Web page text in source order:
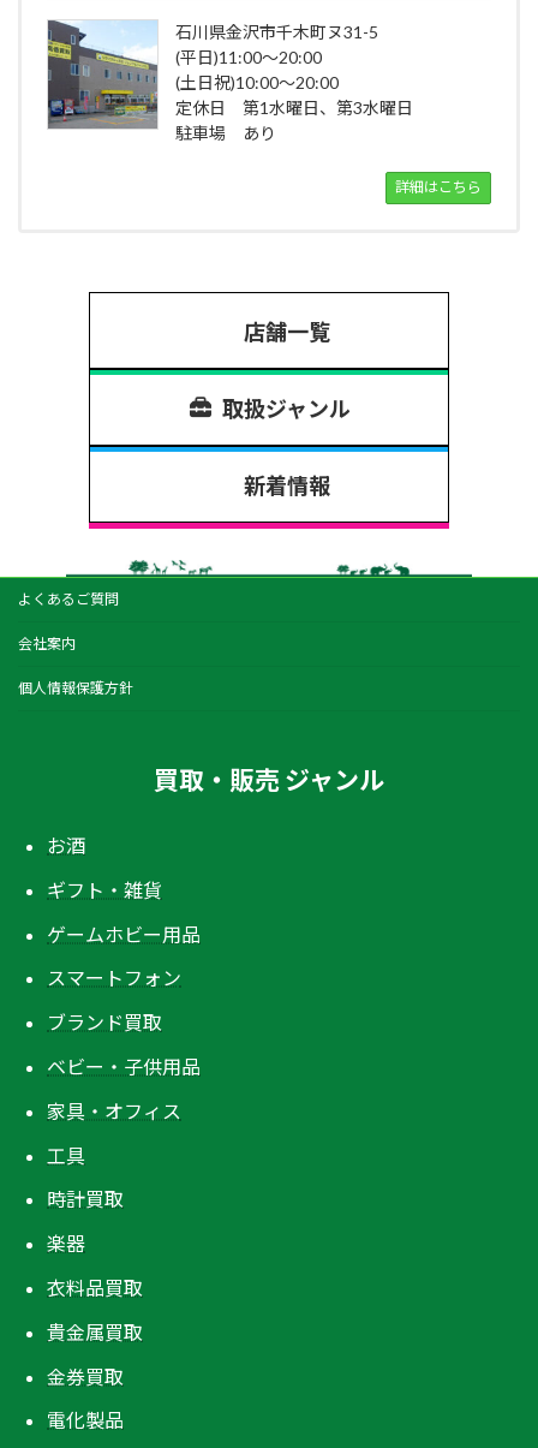
石川県金沢市千木町ヌ31-5
(平日)11:00～20:00
(土日祝)10:00～20:00
定休日 第1水曜日、第3水曜日
駐車場 あり
詳細はこちら
店舗一覧
取扱ジャンル
新着情報
よくあるご質問
会社案内
個人情報保護方針
買取・販売 ジャンル
お酒
ギフト・雑貨
ゲームホビー用品
スマートフォン
ブランド買取
ベビー・子供用品
家具・オフィス
工具
時計買取
楽器
衣料品買取
貴金属買取
金券買取
電化製品